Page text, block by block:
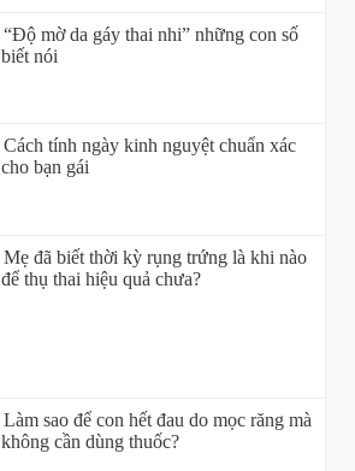
“Độ mờ da gáy thai nhi” những con số
biết nói
Cách tính ngày kinh nguyệt chuẩn xác
cho bạn gái
Mẹ đã biết thời kỳ rụng trứng là khi nào
để thụ thai hiệu quả chưa?
Làm sao để con hết đau do mọc răng mà
không cần dùng thuốc?